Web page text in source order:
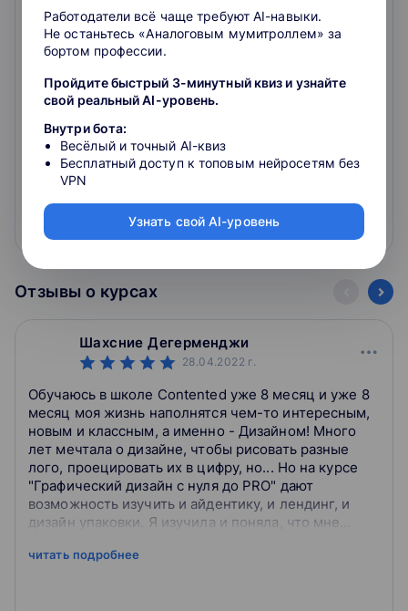
Cinema 4D
4.3
Освойте популярную программу для создания 3D-
графики и анимации
4.9 265отзывово школе
30 000 ₽
Подробнее На сайт курса
Отзывы о курсах
Шахсние Дегерменджи
28.04.2022 г.
Обучаюсь в школе Contented уже 8 месяц и уже 8
месяц моя жизнь наполнятся чем-то интересным,
новым и классным, а именно - Дизайном! Много
лет мечтала о дизайне, чтобы рисовать разные
лого, проецировать их в цифру, но... Но на курсе
"Графический дизайн с нуля до PRO" дают
возможность изучить и айдентику, и лендинг, и
дизайн упаковки. Я изучила и поняла, что мне
читать подробнее
Работодатели всё чаще требуют AI-навыки.
Не останьтесь «Аналоговым мумитроллем» за
бортом профессии.
Пройдите быстрый 3-минутный квиз и узнайте
свой реальный AI-уровень.
Внутри бота:
Весёлый и точный AI-квиз
Бесплатный доступ к топовым нейросетям без
VPN
Узнать свой AI-уровень